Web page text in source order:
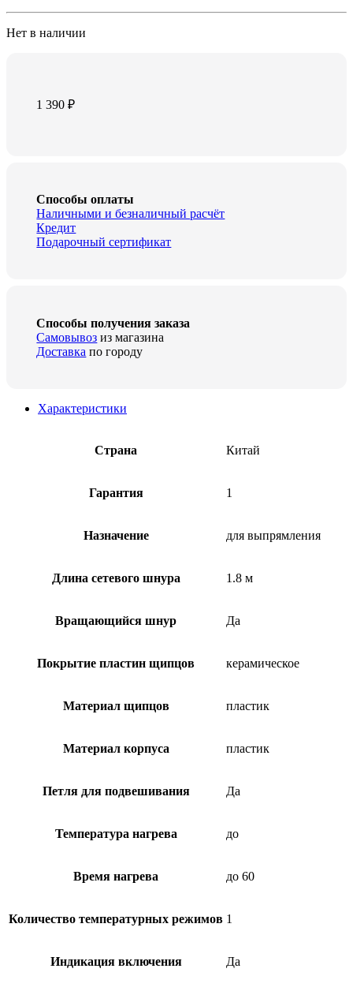
Нет в наличии
1 390₽
Способы оплаты
Наличными и безналичный расчёт
Кредит
Подарочный сертификат
Способы получения заказа
Самовывоз из магазина
Доставка по городу
Характеристики
Страна Китай
Гарантия 1
Назначение для выпрямления
Длина сетевого шнура 1.8 м
Вращающийся шнур Да
Покрытие пластин щипцов керамическое
Материал щипцов пластик
Материал корпуса пластик
Петля для подвешивания Да
Температура нагрева до
Время нагрева до 60
Количество температурных режимов 1
Индикация включения Да